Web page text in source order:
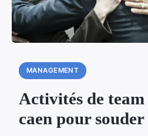
MANAGEMENT
Activités de
caen pour